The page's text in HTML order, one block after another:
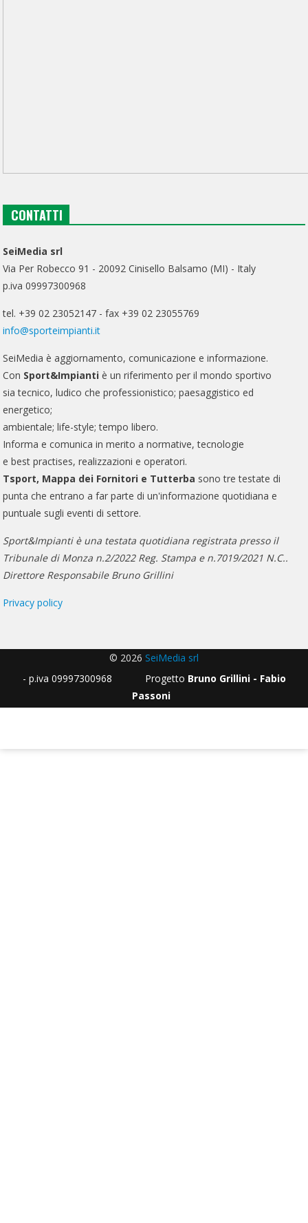
CONTATTI
SeiMedia srl
Via Per Robecco 91 - 20092 Cinisello Balsamo (MI) - Italy
p.iva 09997300968
tel. +39 02 23052147 - fax +39 02 23055769
info@sporteimpianti.it
SeiMedia è aggiornamento, comunicazione e informazione.
Con Sport&Impianti è un riferimento per il mondo sportivo
sia tecnico, ludico che professionistico; paesaggistico ed
energetico;
ambientale; life-style; tempo libero.
Informa e comunica in merito a normative, tecnologie
e best practises, realizzazioni e operatori.
Tsport, Mappa dei Fornitori e Tutterba sono tre testate di
punta che entrano a far parte di un'informazione quotidiana e
puntuale sugli eventi di settore.
Sport&Impianti è una testata quotidiana registrata presso il
Tribunale di Monza n.2/2022 Reg. Stampa e n.7019/2021 N.C..
Direttore Responsabile Bruno Grillini
Privacy policy
© 2026 SeiMedia srl
- p.iva 09997300968 Progetto Bruno Grillini - Fabio
Passoni